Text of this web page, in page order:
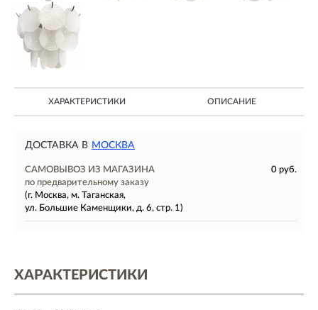
ХАРАКТЕРИСТИКИ ОПИСАНИЕ
ДОСТАВКА В МОСКВА
САМОВЫВОЗ ИЗ МАГАЗИНА
0 руб.
по предварительному заказу
(г. Москва, м. Таганская,
ул. Большие Каменщики, д. 6, стр. 1)
ХАРАКТЕРИСТИКИ